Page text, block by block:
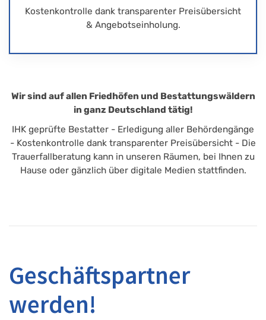
Kostenkontrolle dank transparenter Preisübersicht
& Angebotseinholung.
Wir sind auf allen Friedhöfen und Bestattungswäldern
in ganz Deutschland tätig!
IHK geprüfte Bestatter - Erledigung aller Behördengänge
- Kostenkontrolle dank transparenter Preisübersicht - Die
Trauerfallberatung kann in unseren Räumen, bei Ihnen zu
Hause oder gänzlich über digitale Medien stattfinden.
Geschäftspartner
werden!